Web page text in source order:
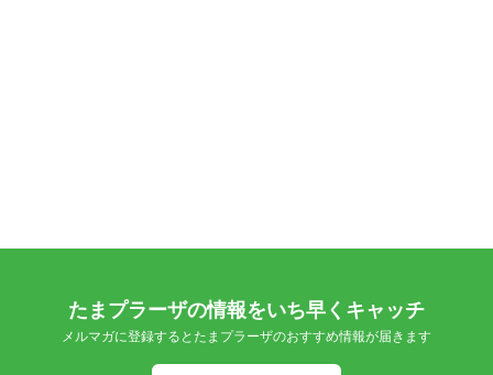
たまプラーザの情報をいち早くキャッチ
メルマガに登録するとたまプラーザのおすすめ情報が届きます